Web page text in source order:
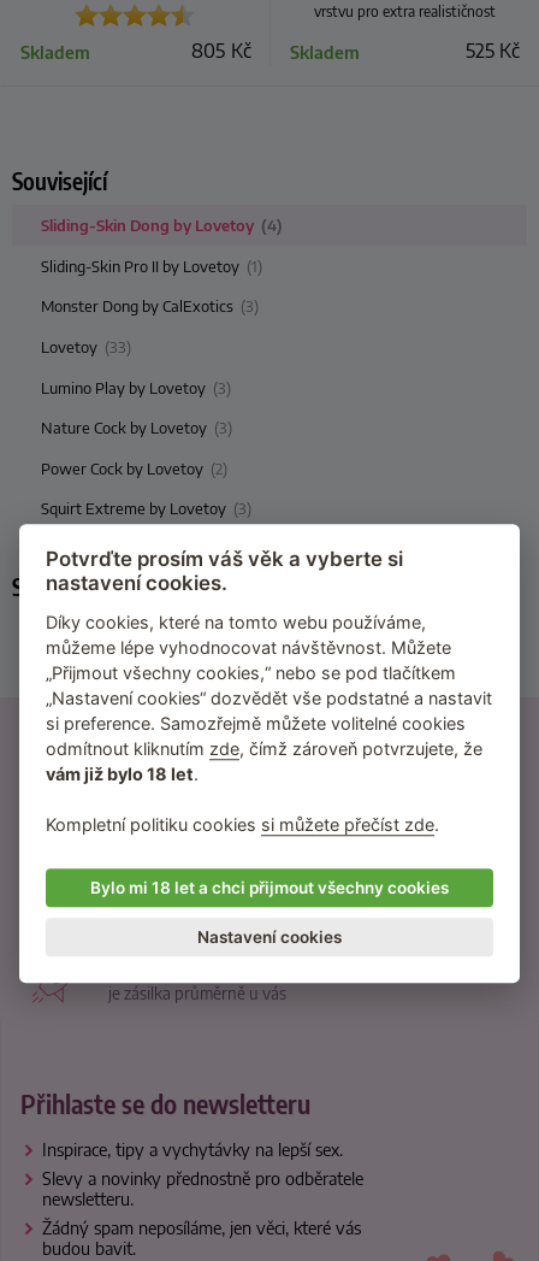
805 Kč
Skladem
vrstvu pro extra realističnost
525 Kč
Skladem
Související
Sliding-Skin Dong by Lovetoy (4)
Sliding-Skin Pro II by Lovetoy (1)
Monster Dong by CalExotics (3)
Lovetoy (33)
Lumino Play by Lovetoy (3)
Nature Cock by Lovetoy (3)
Power Cock by Lovetoy (2)
Squirt Extreme by Lovetoy (3)
Související kategorie
Dilda s přísavkou
Realistická dilda
21500 recenzí
od reálných zákazníků
inspirace na nové praktiky
95 % zákazníků
nás dále doporučuje
je zásilka průměrně u vás
Přihlaste se do newsletteru
Inspirace, tipy a vychytávky na lepší sex.
Slevy a novinky přednostně pro odběratele
newsletteru.
Žádný spam neposíláme, jen věci, které vás
budou bavit.
Potvrďte prosím váš věk a vyberte si
nastavení cookies.
Díky cookies, které na tomto webu používáme,
můžeme lépe vyhodnocovat návštěvnost. Můžete
„Přijmout všechny cookies,“ nebo se pod tlačítkem
„Nastavení cookies“ dozvědět vše podstatné a nastavit
si preference. Samozřejmě můžete volitelné cookies
odmítnout kliknutím zde, čímž zároveň potvrzujete, že
vám již bylo 18 let.
Kompletní politiku cookies si můžete přečíst zde.
Bylo mi 18 let a chci přijmout všechny cookies
Nastavení cookies